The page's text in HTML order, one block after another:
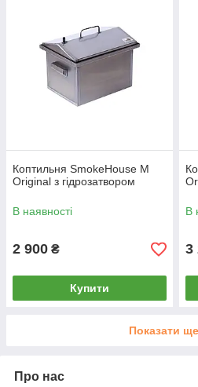
Коптильня SmokeHouse M
Original з гідрозатвором
В наявності
2 900 ₴
Купити
В
3
Показати ще
Про нас